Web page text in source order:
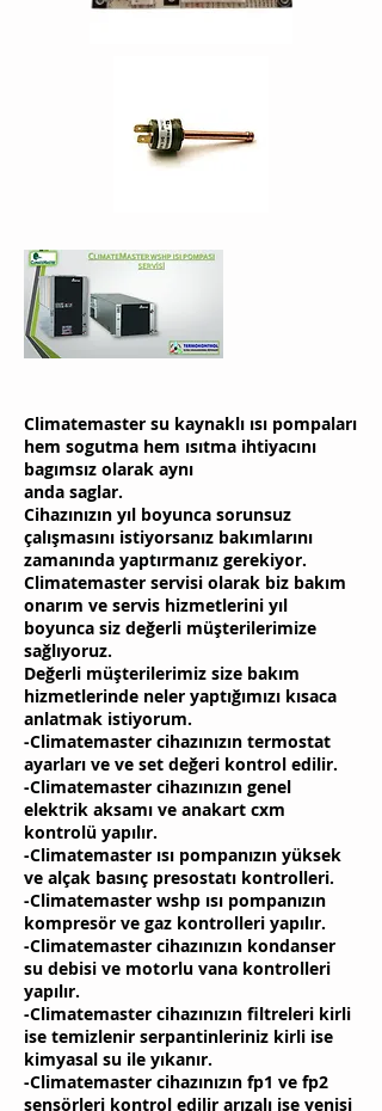
Climatemaster su kaynaklı ısı pompaları
hem sogutma hem ısıtma ihtiyacını
bagımsız olarak aynı
anda saglar.
Cihazınızın yıl boyunca sorunsuz
çalışmasını istiyorsanız bakımlarını
zamanında yaptırmanız gerekiyor.
Climatemaster servisi olarak biz bakım
onarım ve servis hizmetlerini yıl
boyunca siz değerli müşterilerimize
sağlıyoruz.
Değerli müşterilerimiz size bakım
hizmetlerinde neler yaptığımızı kısaca
anlatmak istiyorum.
-Climatemaster cihazınızın termostat
ayarları ve ve set değeri kontrol edilir.
-Climatemaster cihazınızın genel
elektrik aksamı ve anakart cxm
kontrolü yapılır.
-Climatemaster ısı pompanızın yüksek
ve alçak basınç presostatı kontrolleri.
-Climatemaster wshp ısı pompanızın
kompresör ve gaz kontrolleri yapılır.
-Climatemaster cihazınızın kondanser
su debisi ve motorlu vana kontrolleri
yapılır.
-Climatemaster cihazınızın filtreleri kirli
ise temizlenir serpantinleriniz kirli ise
kimyasal su ile yıkanır.
-Climatemaster cihazınızın fp1 ve fp2
sensörleri kontrol edilir arızalı ise yenisi